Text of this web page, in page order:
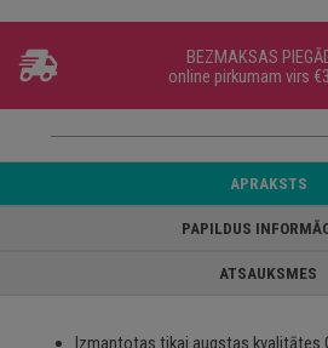
BEZMAKSAS
online pirkumam virs
APRAKSTS
PAPILDUS
ATSAUKSMES
Izmantotas tikai augstas kvalitātes